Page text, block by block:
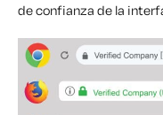
de confianza de la